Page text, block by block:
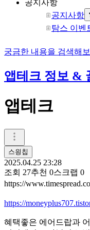
공지사항
공지사항
탐스 이벤
궁금한 내용을 검색해
앱테크 정보 &
앱테크
스읭칩
2025.04.25 23:28
조회 27추천 0스크랩 0
https://
https://
혜택좋은 에어드랍과